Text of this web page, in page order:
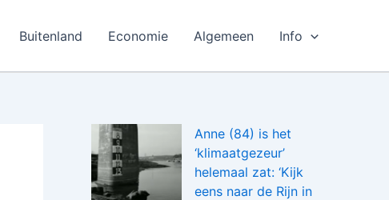
Buitenland Economie Algemeen Info
Anne (84) is het
‘klimaatgezeur’
helemaal zat: ‘Kijk
eens naar de Rijn in